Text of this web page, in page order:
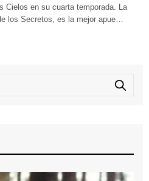
Cielos en su cuarta temporada. La
los Secretos, es la mejor apue…